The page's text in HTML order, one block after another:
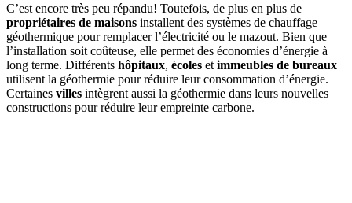
C’est encore très peu répandu! Toutefois, de plus en plus de
propriétaires de maisons installent des systèmes de chauffage
géothermique pour remplacer l’électricité ou le mazout. Bien que
l’installation soit coûteuse, elle permet des économies d’énergie à
long terme. Différents hôpitaux, écoles et immeubles de bureaux
utilisent la géothermie pour réduire leur consommation d’énergie.
Certaines villes intègrent aussi la géothermie dans leurs nouvelles
constructions pour réduire leur empreinte carbone.